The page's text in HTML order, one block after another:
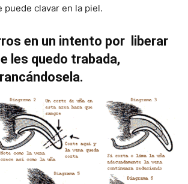
Cachorros
puede clavar en la piel.
en un intento por liberar
les quedo trabada,